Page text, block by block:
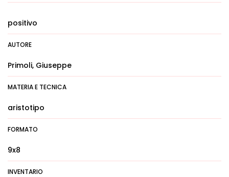
positivo
AUTORE
Primoli, Giuseppe
MATERIA E TECNICA
aristotipo
FORMATO
9x8
INVENTARIO